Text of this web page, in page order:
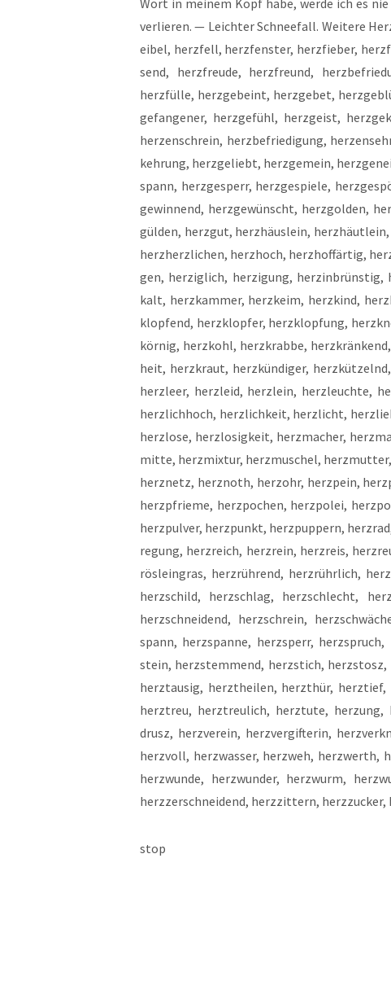
Wort in mei­nem Kopf habe, wer­de ich es
ver­lie­ren. — Leich­ter Schnee­fall. Wei­te­re
ei­bel, herz­fell, herz­fens­ter, herz­fie­ber,
send, herz­freu­de, herz­freund,
herz­fül­le, herz­ge­b­eint, herz­ge­bet,
ge­fan­ge­ner, herz­ge­fühl, herz­geist,
her­zen­schrein, herz­be­frie­di­gung,
keh­rung, herz­ge­liebt, herz­ge­mein,
spann, herz­ge­sperr, herz­ge­spie­le,
ge­win­nend, herz­ge­wünscht, herz­gol­den,
gül­den, herz­gut, herz­häus­lein,
herz­herz­li­chen, herz­hoch, herz­hof­fär­tig,
gen, her­zig­lich, her­zi­gung,
kalt, herz­kam­mer, herz­keim, herz­kind,
klop­fend, herz­klop­fer, herz­klop­fung,
kör­nig, herz­kohl, herz­krab­be,
heit, herz­kraut, herz­kün­di­ger,
herz­leer, herz­leid, herz­lein, herz­leuch­te,
herz­lich­hoch, herz­lich­keit, herz­licht,
herz­lo­se, herz­lo­sig­keit, herz­ma­cher,
mit­te, herz­mix­tur, herz­mu­schel,
herz­netz, herz­noth, herz­ohr, herz­pein,
herz­pfrie­me, herz­po­chen, herz­po­lei,
herz­pul­ver, herz­punkt, herz­pup­pern,
re­gung, herz­reich, herz­rein, herz­reis,
rös­lein­gras, herz­rüh­rend, herz­rühr­lich,
herz­schild, herz­schlag, herz­schlecht,
herz­schnei­dend, herz­schrein,
spann, herz­span­ne, herz­sperr,
stein, herz­stem­mend, herz­stich,
herzt­au­sig, herzt­hei­len, herzt­hür,
herz­treu, herz­treu­lich, herz­tu­te, her­zung,
drusz, herz­ver­ein, herz­ver­gif­te­rin,
herz­voll, herz­was­ser, herz­weh, herz­werth,
her­z­wun­de, her­z­wun­der, herz­wurm,
herz­zer­schnei­dend, herz­zit­tern, herz­zu­cker,
stop